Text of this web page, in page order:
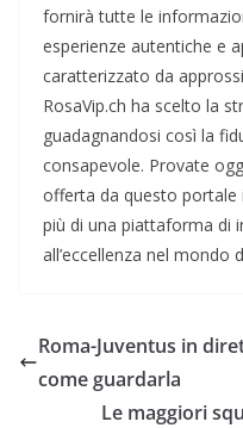
fornirà tutte le
esperienze autentiche e
caratterizzato da
RosaVip.ch ha scelto la
guadagnandosi così la
consapevole. Provate
offerta da questo portale
più di una piattaforma di
all’eccellenza nel mondo
Roma-Juventus in
come guardarla
Le maggiori